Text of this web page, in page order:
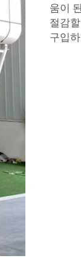
움이
절감
구입